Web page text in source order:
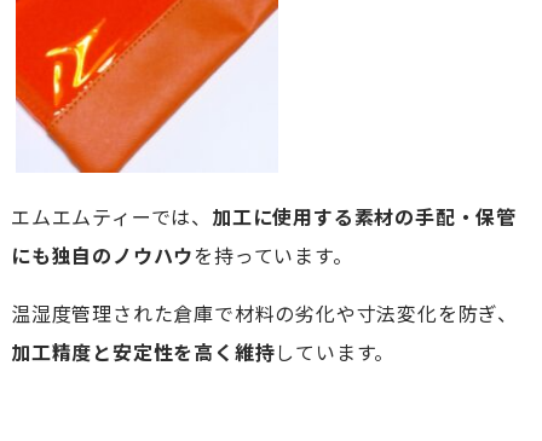
エムエムティーでは、 加工に使用する素材の手配・保管
にも独自のノウハウを持っています。
温湿度管理された倉庫で材料の劣化や寸法変化を防ぎ、
加工精度と安定性を高く維持しています。